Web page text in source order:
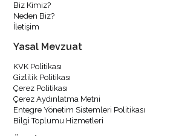
Biz Kimiz?
Neden Biz?
İletişim
Yasal Mevzuat
KVK Politikası
Gizlilik Politikası
Çerez Politikası
Çerez Aydınlatma Metni
Entegre Yönetim Sistemleri Politikası
Bilgi Toplumu Hizmetleri